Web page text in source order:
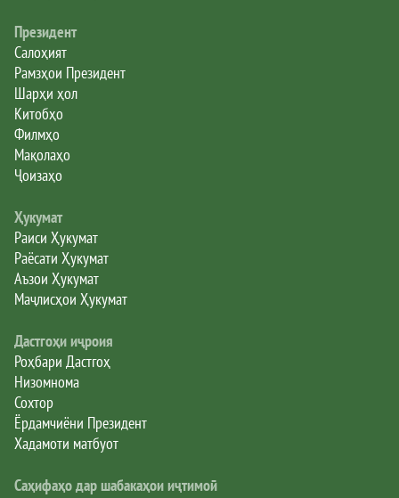
Дастгоҳи иҷроия
Нома ба Президент
Президент
Салоҳият
Рамзҳои Президент
Шарҳи ҳол
Китобҳо
Филмҳо
Мақолаҳо
Ҷоизаҳо
Ҳукумат
Раиси Ҳукумат
Раёсати Ҳукумат
Аъзои Ҳукумат
Маҷлисҳои Ҳукумат
Дастгоҳи иҷроия
Роҳбари Дастгоҳ
Низомнома
Сохтор
Ёрдамчиёни Президент
Хадамоти матбуот
Саҳифаҳо дар шабакаҳои иҷтимоӣ